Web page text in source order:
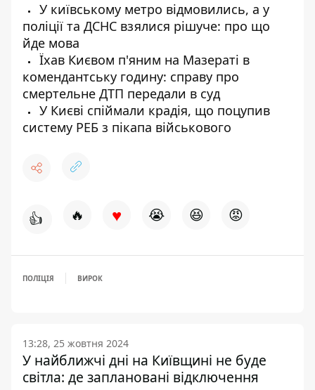
У київському метро відмовились, а у
поліції та ДСНС взялися рішуче: про що
йде мова
Їхав Києвом п'яним на Мазераті в
комендантську годину: справу про
смертельне ДТП передали в суд
У Києві спіймали крадія, що поцупив
систему РЕБ з пікапа військового
👍 🔥 ♥ 😭 😆 😡
ПОЛІЦІЯ ВИРОК
13:28, 25 жовтня 2024
У найближчі дні на Київщині не буде
світла: де заплановані відключення